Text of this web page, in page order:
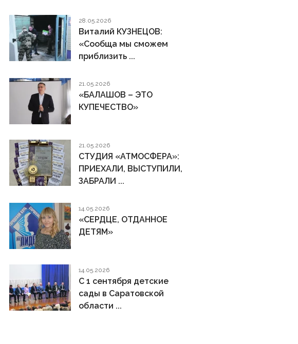
28.05.2026
Виталий КУЗНЕЦОВ:
«Сообща мы сможем
приблизить ...
21.05.2026
«БАЛАШОВ – ЭТО
КУПЕЧЕСТВО»
21.05.2026
СТУДИЯ «АТМОСФЕРА»:
ПРИЕХАЛИ, ВЫСТУПИЛИ,
ЗАБРАЛИ ...
14.05.2026
«СЕРДЦЕ, ОТДАННОЕ
ДЕТЯМ»
14.05.2026
С 1 сентября детские
сады в Саратовской
области ...